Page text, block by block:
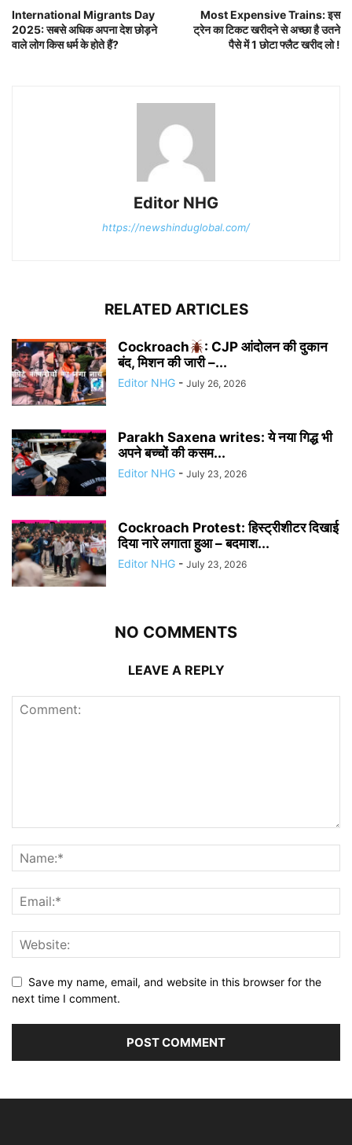
International Migrants Day
2025: सबसे अधिक अपना देश छोड़ने
वाले लोग किस धर्म के होते हैं?
Most Expensive Trains: इस
ट्रेन का टिकट खरीदने से अच्छा है उतने
पैसे में 1 छोटा फ्लैट खरीद लो !
Editor NHG
https://newshinduglobal.com/
RELATED ARTICLES
Cockroach
: CJP आंदोलन की दुकान
बंद, मिशन की जारी –...
Editor NHG - July 26, 2026
Parakh Saxena writes: ये नया गिद्ध भी
अपने बच्चों की कसम...
Editor NHG - July 23, 2026
Cockroach Protest: हिस्ट्रीशीटर दिखाई
दिया नारे लगाता हुआ – बदमाश...
Editor NHG - July 23, 2026
NO COMMENTS
LEAVE A REPLY
Save my name, email, and website in this browser for the
next time I comment.